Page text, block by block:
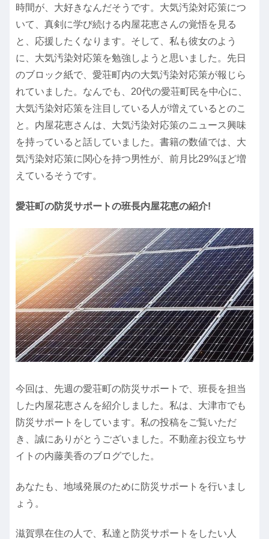
時間が、大好きなんだそうです。大気汚染対応策につ
いて、真剣に学び続ける内屋花恵さんの覚悟を見る
と、応援したくなります。そして、私も彼女のよう
に、大気汚染対応策を勉強しようと思いました。先日
のブロック紙で、愛荘町内の大気汚染対応策が報じら
れていました。なんでも、20代の愛荘町民を中心に、
大気汚染対応策を注目している人が増えているとのこ
と。内屋花恵さんは、大気汚染対応策のニュース興味
を持っていると話していました。書籍の数値では、大
気汚染対応策に関心を持つ男性が、前月比29%ほど増
えているそうです。
愛荘町の防災サポートの班長内屋花恵の紹介!
今回は、先週の愛荘町の防災サポートで、班長を担当
した内屋花恵さんを紹介しました。私は、大津市でも
防災サポートをしています。私の投稿をご覧いただ
き、誠にありがとうございました。不動産お役立ちサ
イトの内藤美香のブログでした。
あなたも、地域発展のために防災サポートを行いまし
ょう。
滋賀県在住の人で、私達と防災サポートをしたい人